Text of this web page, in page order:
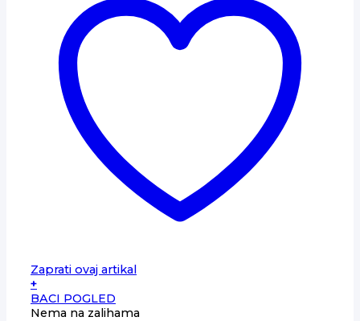
Zaprati ovaj artikal
+
BACI POGLED
Nema na zalihama